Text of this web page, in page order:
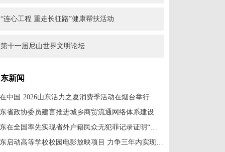
“连心工程 重走长征路”健康帮扶活动
第十一届尼山世界文明论坛
新闻
中国·2026山东活力之夏消费季活动在烟台举行
省政协委员建言推进城乡商贸流通网络体系建设
山东在全国率先实现省外户籍民众无犯罪记录证明“零门槛”全程网办
山东启动高等学校校园电影放映项目 力争三年内实现150所高校全覆盖